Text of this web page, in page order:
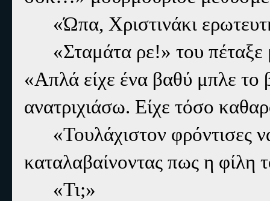
«Ώπα, Χριστινάκι
«Σταμάτα ρε!» του
«Απλά είχε ένα βαθύ μπλε
ανατριχιάσω. Είχε τόσο
«Τουλάχιστον φρόντισες
καταλαβαίνοντας πως η φίλη
«Τι;»